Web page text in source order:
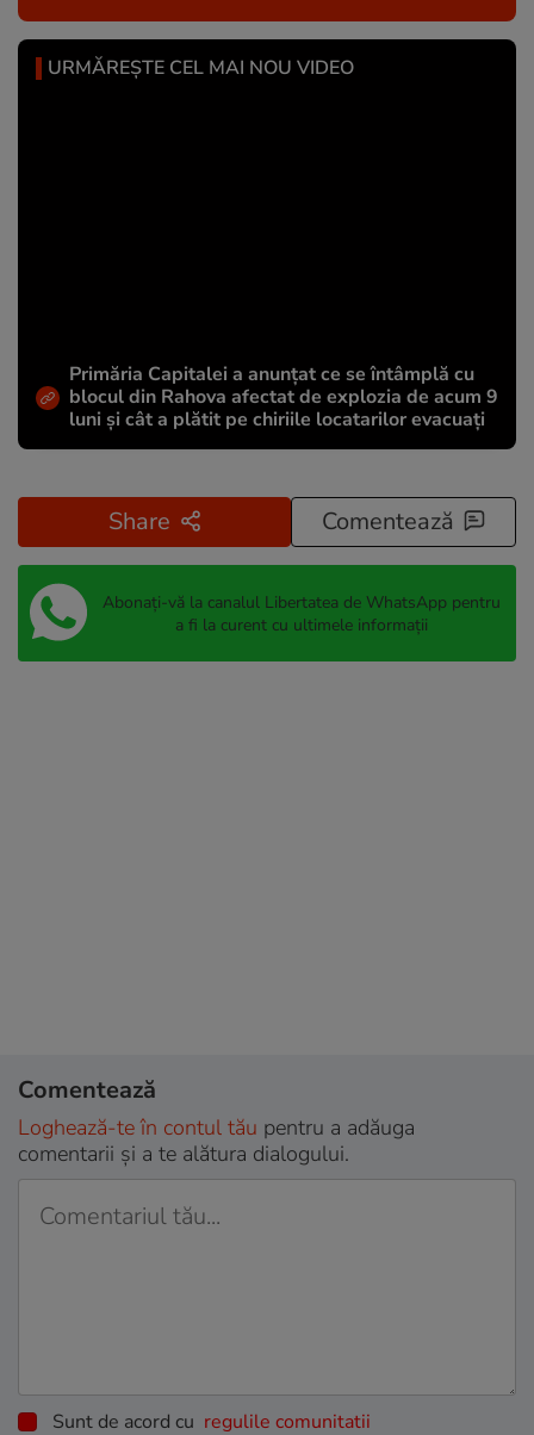
URMĂREȘTE CEL MAI NOU VIDEO
Primăria Capitalei a anunțat ce se întâmplă cu
blocul din Rahova afectat de explozia de acum 9
luni și cât a plătit pe chiriile locatarilor evacuați
Share Comentează
Abonați-vă la canalul Libertatea de WhatsApp pentru
a fi la curent cu ultimele informații
Comentează
Loghează-te în contul tău pentru a adăuga
comentarii și a te alătura dialogului.
Sunt de acord cu regulile comunitatii